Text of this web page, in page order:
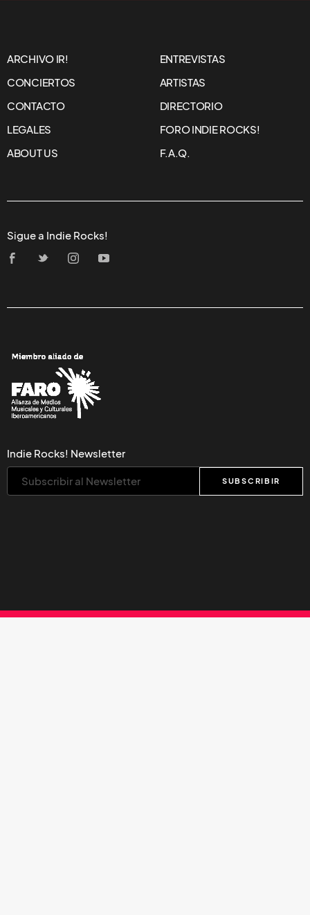
ARCHIVO IR!
ENTREVISTAS
CONCIERTOS
ARTISTAS
CONTACTO
DIRECTORIO
LEGALES
FORO INDIE ROCKS!
ABOUT US
F.A.Q.
Sigue a Indie Rocks!
Indie Rocks! Newsletter